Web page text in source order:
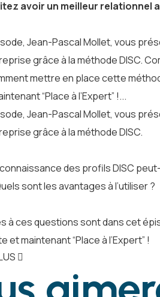
avoir un meilleur relationnel
Jean-Pascal Mollet, vous
grâce à la méthode DISC.
mettre en place cette
“Place à l’Expert” !...
Jean-Pascal Mollet, vous
grâce à la méthode DISC.
des profils DISC
sont les avantages à l’utiliser ?
à ces questions sont dans cet
et maintenant “Place à l’Expert” !